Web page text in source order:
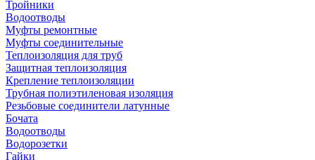
Тройники
Водоотводы
Муфты ремонтные
Муфты соединительные
Теплоизоляция для труб
Защитная теплоизоляция
Крепление теплоизоляции
Трубная полиэтиленовая изоляция
Резьбовые соединители латунные
Бочата
Водоотводы
Водорозетки
Гайки